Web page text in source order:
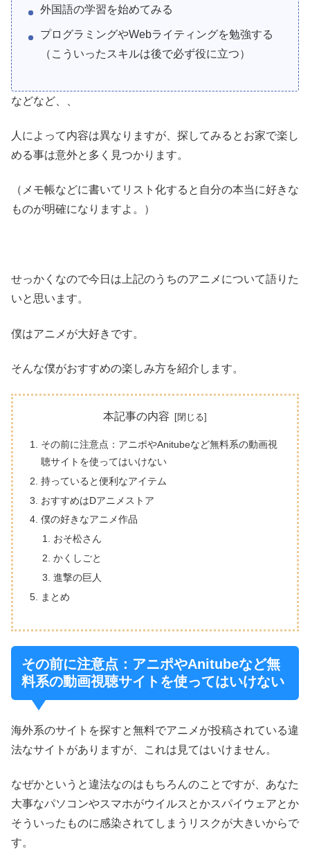
外国語の学習を始めてみる
プログラミングやWebライティングを勉強する
（こういったスキルは後で必ず役に立つ）
などなど、、
人によって内容は異なりますが、探してみるとお家で楽し
める事は意外と多く見つかります。
（メモ帳などに書いてリスト化すると自分の本当に好きな
ものが明確になりますよ。）
せっかくなので今日は上記のうちのアニメについて語りた
いと思います。
僕はアニメが大好きです。
そんな僕がおすすめの楽しみ方を紹介します。
本記事の内容
その前に注意点：アニポやAnitubeなど無料系の動画視
聴サイトを使ってはいけない
持っていると便利なアイテム
おすすめはDアニメストア
僕の好きなアニメ作品
おそ松さん
かくしごと
進撃の巨人
まとめ
その前に注意点：アニポやAnitubeなど無
料系の動画視聴サイトを使ってはいけない
海外系のサイトを探すと無料でアニメが投稿されている違
法なサイトがありますが、これは見てはいけません。
なぜかというと違法なのはもちろんのことですが、あなた
大事なパソコンやスマホがウイルスとかスパイウェアとか
そういったものに感染されてしまうリスクが大きいからで
す。